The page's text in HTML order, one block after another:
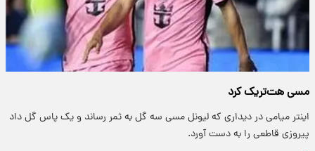
مسی هت‌تریک کرد
اینتر میامی در دیداری که لیونل مسی سه گل به ثمر رساند و یک پاس گل داد
پیروزی قاطعی را به دست آورد.